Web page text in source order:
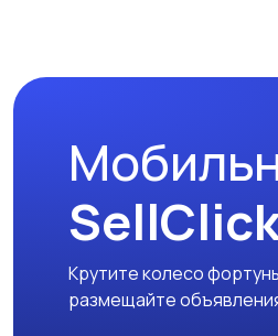
Крутите колесо
размещайте